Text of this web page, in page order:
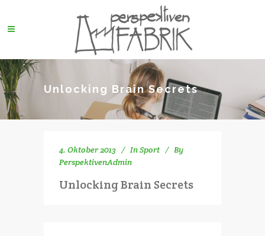
Unlocking Brain Secrets
4. Oktober 2013 InSport
By
PerspektivenAdmin
Unlocking Brain Secrets